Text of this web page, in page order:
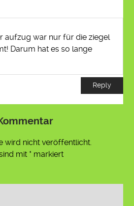
aufzug war nur für die ziegel
Darum hat es so lange
Reply
wird nicht veröffentlicht.
mit * markiert